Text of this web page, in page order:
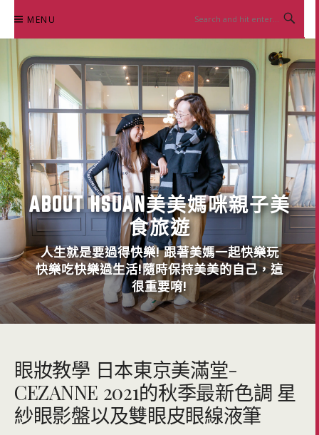
content
MENU
ABOUT HSUAN美美媽咪親子美
食旅遊
人生就是要過得快樂! 跟著美媽一起快樂玩
快樂吃快樂過生活!隨時保持美美的自己，這
很重要唷!
眼妝教學 日本東京美滿堂-
CEZANNE 2021的秋季最新色調 星
紗眼影盤以及雙眼皮眼線液筆